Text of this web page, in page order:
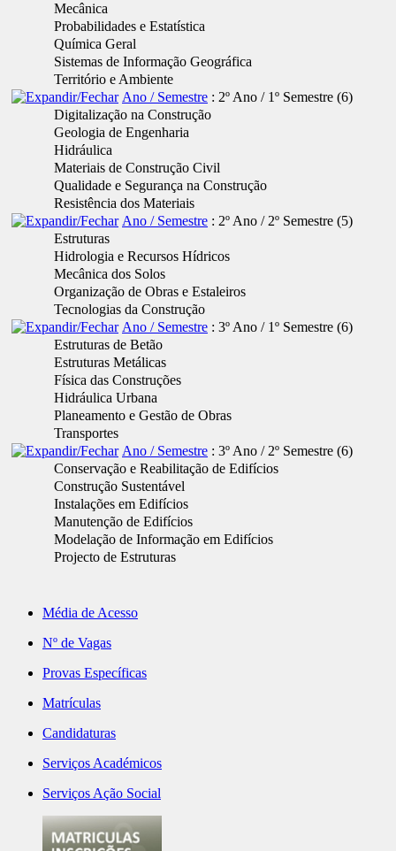
Mecânica
Probabilidades e Estatística
Química Geral
Sistemas de Informação Geográfica
Território e Ambiente
Ano / Semestre : 2º Ano / 1º Semestre ‎(6)
Digitalização na Construção
Geologia de Engenharia
Hidráulica
Materiais de Construção Civil
Qualidade e Segurança na Construção
Resistência dos Materiais
Ano / Semestre : 2º Ano / 2º Semestre ‎(5)
Estruturas
Hidrologia e Recursos Hídricos
Mecânica dos Solos
Organização de Obras e Estaleiros
Tecnologias da Construção
Ano / Semestre : 3º Ano / 1º Semestre ‎(6)
Estruturas de Betão
Estruturas Metálicas
Física das Construções
Hidráulica Urbana
Planeamento e Gestão de Obras
Transportes
Ano / Semestre : 3º Ano / 2º Semestre ‎(6)
Conservação e Reabilitação de Edifícios
Construção Sustentável
Instalações em Edifícios
Manutenção de Edifícios
Modelação de Informação em Edifícios
Projecto de Estruturas
Média de Acesso
Nº de Vagas
Provas Específicas
Matrículas
Candidaturas
Serviços Académicos
Serviços Ação Social